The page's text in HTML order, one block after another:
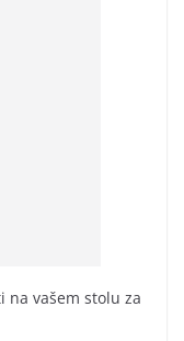
na vašem stolu za